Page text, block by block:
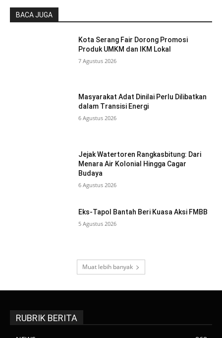
BACA JUGA
Kota Serang Fair Dorong Promosi
Produk UMKM dan IKM Lokal
7 Agustus 2026
Masyarakat Adat Dinilai Perlu Dilibatkan
dalam Transisi Energi
6 Agustus 2026
Jejak Watertoren Rangkasbitung: Dari
Menara Air Kolonial Hingga Cagar
Budaya
6 Agustus 2026
Eks-Tapol Bantah Beri Kuasa Aksi FMBB
5 Agustus 2026
Muat lebih banyak
RUBRIK BERITA